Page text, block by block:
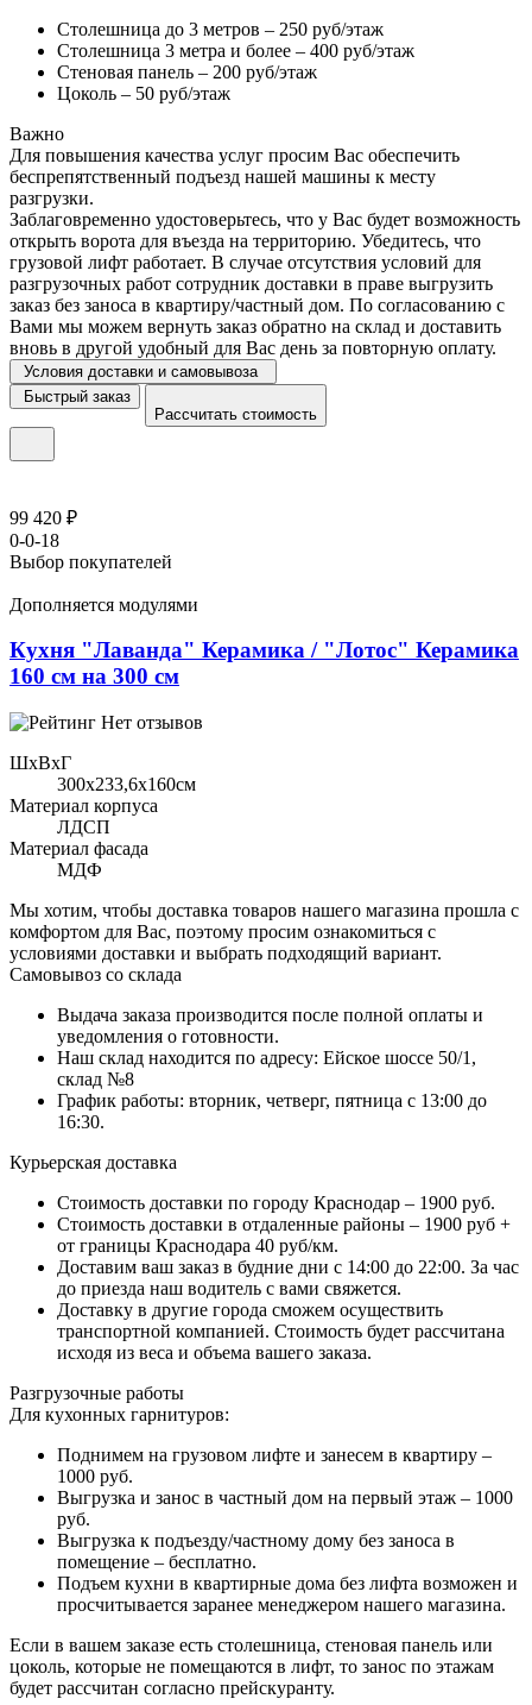
Столешница до 3 метров – 250 руб/этаж
Столешница 3 метра и более – 400 руб/этаж
Стеновая панель – 200 руб/этаж
Цоколь – 50 руб/этаж
Важно
Для повышения качества услуг просим Вас обеспечить
беспрепятственный подъезд нашей машины к месту
разгрузки.
Заблаговременно удостоверьтесь, что у Вас будет возможность
открыть ворота для въезда на территорию. Убедитесь, что
грузовой лифт работает. В случае отсутствия условий для
разгрузочных работ сотрудник доставки в праве выгрузить
заказ без заноса в квартиру/частный дом. По согласованию с
Вами мы можем вернуть заказ обратно на склад и доставить
вновь в другой удобный для Вас день за повторную оплату.
Условия доставки и самовывоза
Быстрый заказ
Рассчитать стоимость
99 420 ₽
0-0-18
Выбор покупателей
Дополняется модулями
Кухня "Лаванда" Керамика / "Лотос" Керамика
160 см на 300 см
Нет отзывов
ШхВхГ
300x233,6х160см
Материал корпуса
ЛДСП
Материал фасада
МДФ
Мы хотим, чтобы доставка товаров нашего магазина прошла с
комфортом для Вас, поэтому просим ознакомиться с
условиями доставки и выбрать подходящий вариант.
Самовывоз со склада
Выдача заказа производится после полной оплаты и
уведомления о готовности.
Наш склад находится по адресу: Ейское шоссе 50/1,
склад №8
График работы: вторник, четверг, пятница с 13:00 до
16:30.
Курьерская доставка
Стоимость доставки по городу Краснодар – 1900 руб.
Стоимость доставки в отдаленные районы – 1900 руб +
от границы Краснодара 40 руб/км.
Доставим ваш заказ в будние дни с 14:00 до 22:00. За час
до приезда наш водитель с вами свяжется.
Доставку в другие города сможем осуществить
транспортной компанией. Стоимость будет рассчитана
исходя из веса и объема вашего заказа.
Разгрузочные работы
Для кухонных гарнитуров:
Поднимем на грузовом лифте и занесем в квартиру –
1000 руб.
Выгрузка и занос в частный дом на первый этаж – 1000
руб.
Выгрузка к подъезду/частному дому без заноса в
помещение – бесплатно.
Подъем кухни в квартирные дома без лифта возможен и
просчитывается заранее менеджером нашего магазина.
Если в вашем заказе есть столешница, стеновая панель или
цоколь, которые не помещаются в лифт, то занос по этажам
будет рассчитан согласно прейскуранту.